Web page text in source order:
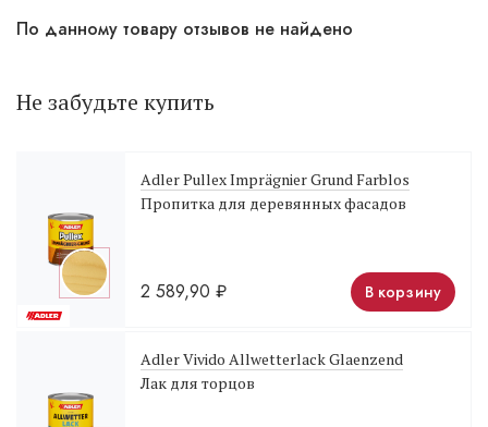
По данному товару отзывов не найдено
Не забудьте купить
Adler Pullex Imprägnier Grund Farblos
Пропитка для деревянных фасадов
2 589,90 ₽ В корзину
Adler Vivido Allwetterlack Glaenzend
Лак для торцов